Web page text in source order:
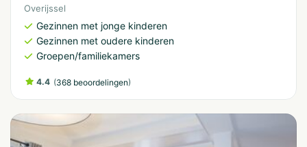
Overijssel
Gezinnen met jonge kinderen
Gezinnen met oudere kinderen
Groepen/familiekamers
4.4 (368 beoordelingen)